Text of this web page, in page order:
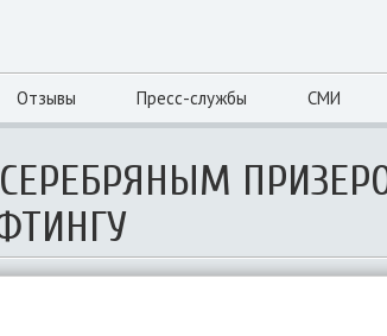
Отзывы Пресс-службы СМИ